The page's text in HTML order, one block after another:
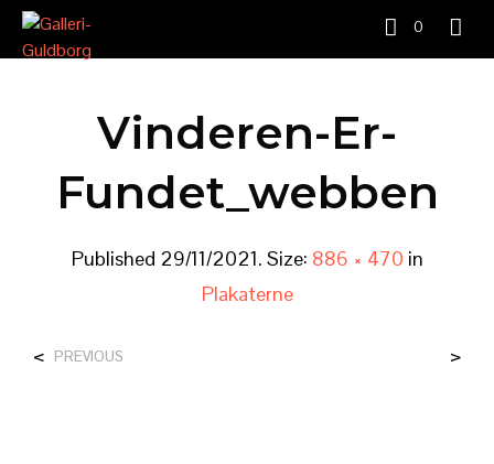
0
Vinderen-Er-
Fundet_webben
Published 29/11/2021. Size: 886 × 470 in
Plakaterne
< PREVIOUS >